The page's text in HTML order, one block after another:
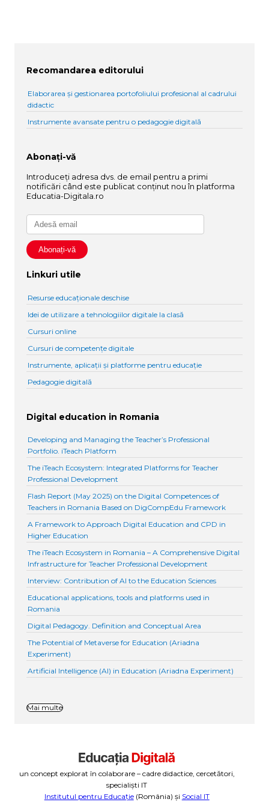
Recomandarea editorului
Elaborarea și gestionarea portofoliului profesional al cadrului
didactic
Instrumente avansate pentru o pedagogie digitală
Abonați-vă
Introduceți adresa dvs. de email pentru a primi
notificări când este publicat conținut nou în platforma
Educatia-Digitala.ro
Linkuri utile
Resurse educaționale deschise
Idei de utilizare a tehnologiilor digitale la clasă
Cursuri online
Cursuri de competențe digitale
Instrumente, aplicații și platforme pentru educație
Pedagogie digitală
Digital education in Romania
Developing and Managing the Teacher’s Professional
Portfolio. iTeach Platform
The iTeach Ecosystem: Integrated Platforms for Teacher
Professional Development
Flash Report (May 2025) on the Digital Competences of
Teachers in Romania Based on DigCompEdu Framework
A Framework to Approach Digital Education and CPD in
Higher Education
The iTeach Ecosystem in Romania – A Comprehensive Digital
Infrastructure for Teacher Professional Development
Interview: Contribution of AI to the Education Sciences
Educational applications, tools and platforms used in
Romania
Digital Pedagogy. Definition and Conceptual Area
The Potential of Metaverse for Education (Ariadna
Experiment)
Artificial Intelligence (AI) in Education (Ariadna Experiment)
Mai multe
un concept explorat în colaborare – cadre didactice, cercetători,
specialiști IT
Institutul pentru Educație(România) și Social IT